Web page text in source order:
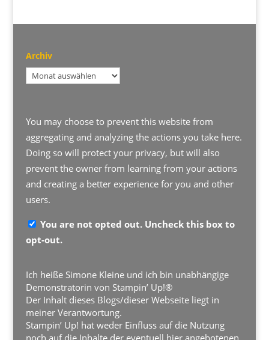
Archiv
Archiv
You may choose to prevent this website from
aggregating and analyzing the actions you take here.
Doing so will protect your privacy, but will also
prevent the owner from learning from your actions
and creating a better experience for you and other
users.
You are not opted out. Uncheck this box to
opt-out.
Ich heiße Simone Kleine und ich bin unabhängige
Demonstratorin von Stampin’ Up!®
Der Inhalt dieses Blogs/dieser Webseite liegt in
meiner Verantwortung.
Stampin’ Up! hat weder Einfluss auf die Nutzung
noch auf die Inhalte der eventuell hier angebotenen